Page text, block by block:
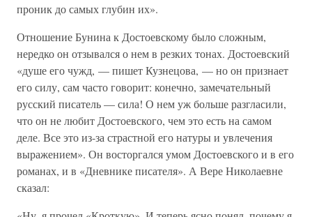
проник до самых глубин их».
Отношение Бунина к Достоевскому было сложным,
нередко он отзывался о нем в резких тонах. Достоевский
«душе его чужд, — пишет Кузнецова, — но он признает
его силу, сам часто говорит: конечно, замечательный
русский писатель — сила! О нем уж больше разгласили,
что он не любит Достоевского, чем это есть на самом
деле. Все это из-за страстной его натуры и увлечения
выражением». Он восторгался умом Достоевского и в его
романах, и в «Дневнике писателя». А Вере Николаевне
сказал: